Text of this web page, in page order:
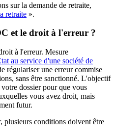
sur la demande de retraite,
retraite ».
et le droit à l'erreur ?
à l'erreur. Mesure
au service d'une société de
régulariser une erreur commise
sans être sanctionné. L'objectif
dossier pour que vous
vous avez droit, mais
futur.
plusieurs conditions doivent être